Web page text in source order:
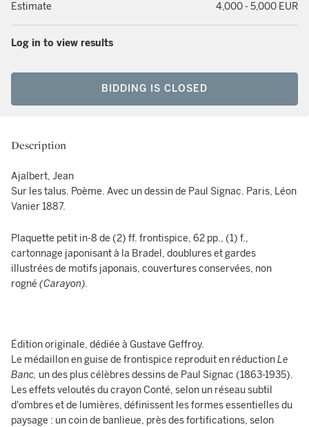
Estimate 4,000 - 5,000 EUR
Log in to view results
BIDDING IS CLOSED
Description
Ajalbert, Jean
Sur les talus. Poème. Avec un dessin de Paul Signac. Paris, Léon
Vanier 1887.
Plaquette petit in-8 de (2) ff. frontispice, 62 pp., (1) f.,
cartonnage japonisant à la Bradel, doublures et gardes
illustrées de motifs japonais, couvertures conservées, non
rogné (Carayon).
Édition originale, dédiée à Gustave Geffroy.
Le médaillon en guise de frontispice reproduit en réductionLe
Banc, un des plus célèbres dessins de Paul Signac (1863-1935).
Les effets veloutés du crayon Conté, selon un réseau subtil
d'ombres et de lumières, définissent les formes essentielles du
paysage : un coin de banlieue, près des fortifications, selon